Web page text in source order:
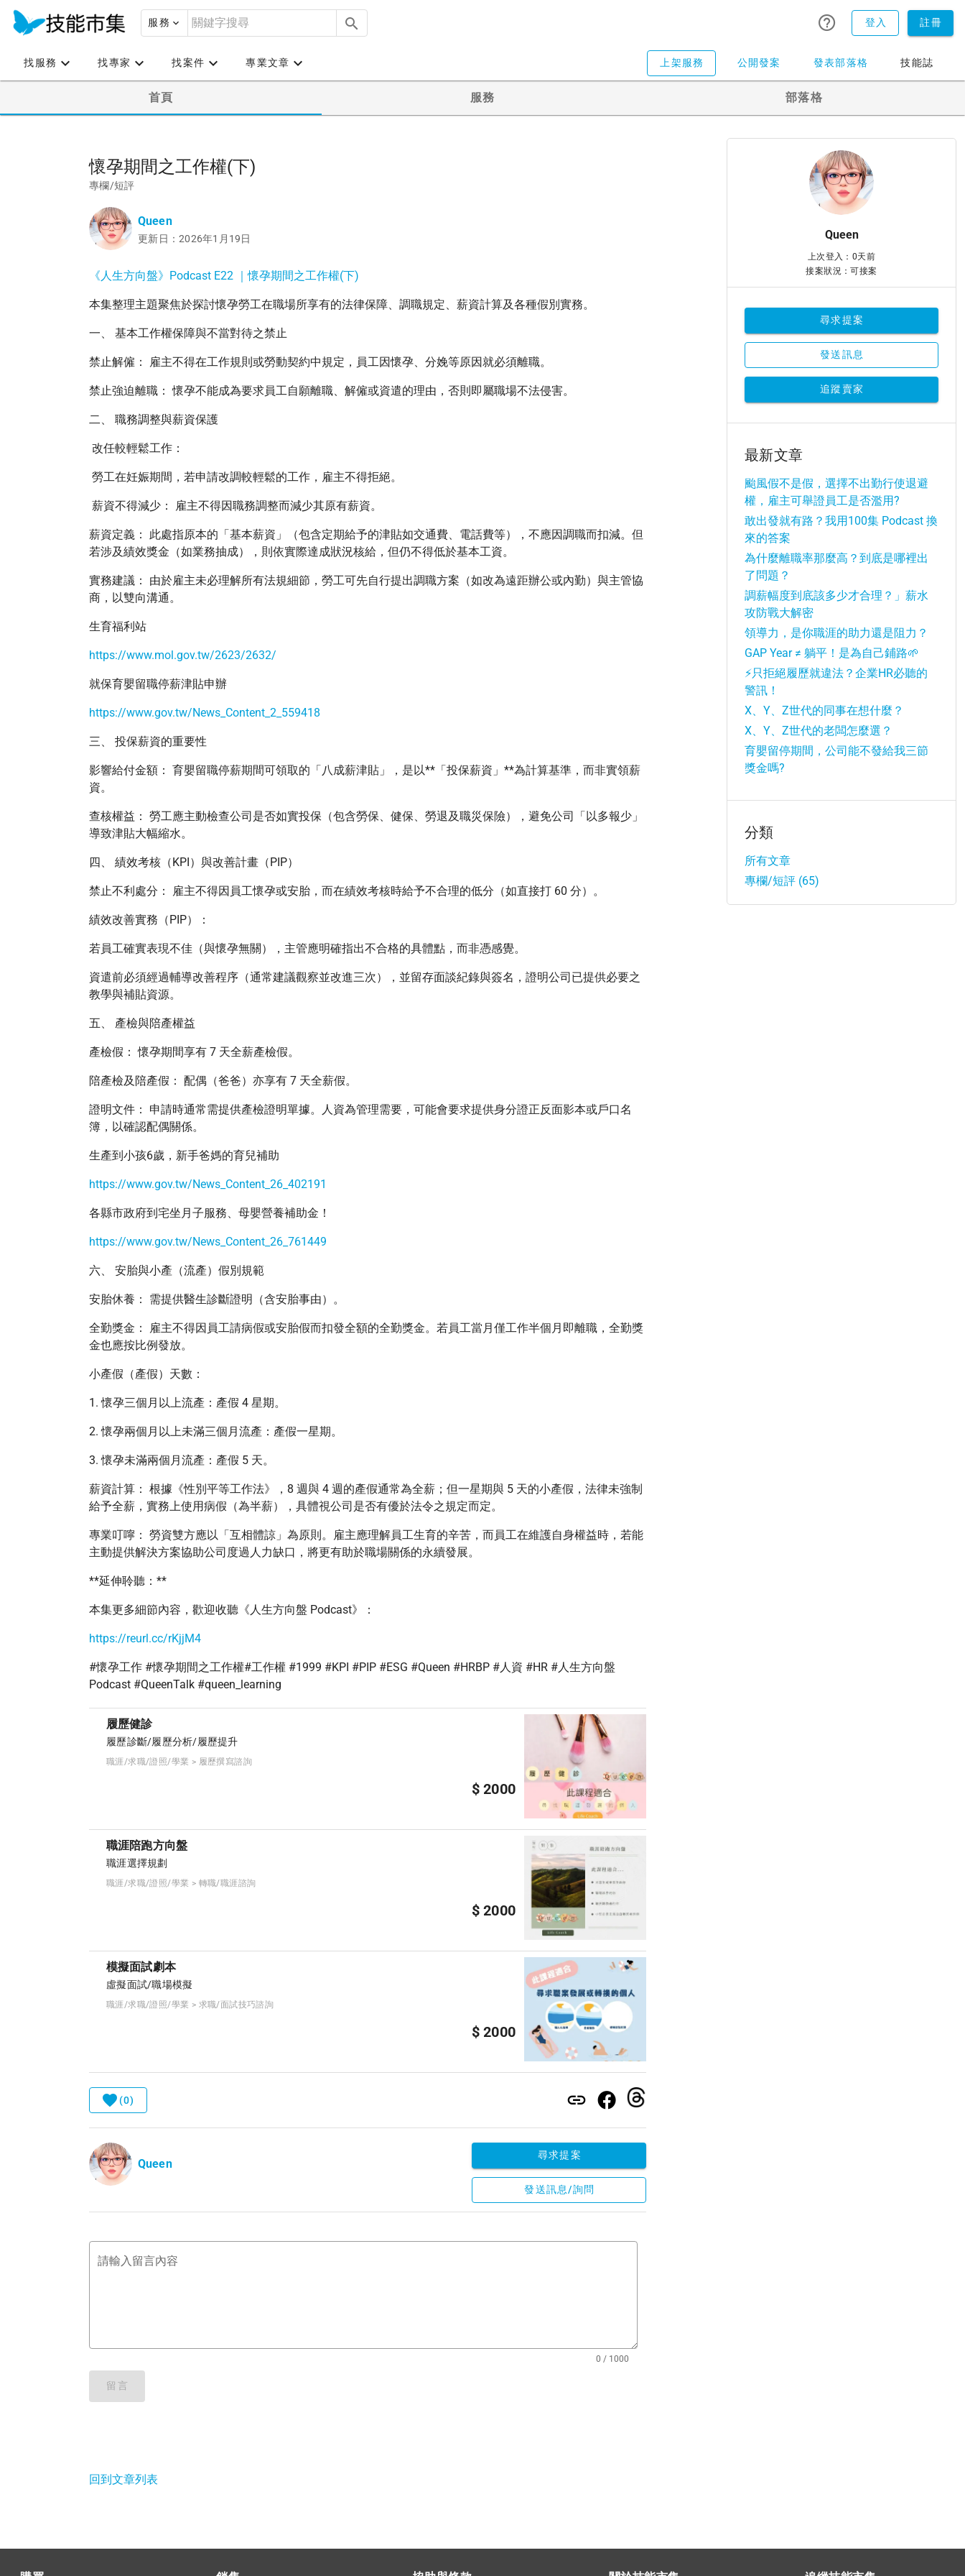
服務 登入 註冊
找服務 找專家 找案件 專業文章 上架服務 公開發案 發表部落格 技能誌
首頁 服務 部落格
懷孕期間之工作權(下)
專欄/短評
Queen
更新日：2026年1月19日
《人生方向盤》Podcast E22 ｜懷孕期間之工作權(下)
本集整理主題聚焦於探討懷孕勞工在職場所享有的法律保障、調職規定、薪資計算及各種假別實務。
一、 基本工作權保障與不當對待之禁止
禁止解僱： 雇主不得在工作規則或勞動契約中規定，員工因懷孕、分娩等原因就必須離職。
禁止強迫離職： 懷孕不能成為要求員工自願離職、解僱或資遣的理由，否則即屬職場不法侵害。
二、 職務調整與薪資保護
改任較輕鬆工作：
勞工在妊娠期間，若申請改調較輕鬆的工作，雇主不得拒絕。
薪資不得減少： 雇主不得因職務調整而減少其原有薪資。
薪資定義： 此處指原本的「基本薪資」（包含定期給予的津貼如交通費、電話費等），不應因調職而扣減。但
若涉及績效獎金（如業務抽成），則依實際達成狀況核給，但仍不得低於基本工資。
實務建議： 由於雇主未必理解所有法規細節，勞工可先自行提出調職方案（如改為遠距辦公或內勤）與主管協
商，以雙向溝通。
生育福利站
https://www.mol.gov.tw/2623/2632/
就保育嬰留職停薪津貼申辦
https://www.gov.tw/News_Content_2_559418
三、 投保薪資的重要性
影響給付金額： 育嬰留職停薪期間可領取的「八成薪津貼」，是以**「投保薪資」**為計算基準，而非實領薪
資。
查核權益： 勞工應主動檢查公司是否如實投保（包含勞保、健保、勞退及職災保險），避免公司「以多報少」
導致津貼大幅縮水。
四、 績效考核（KPI）與改善計畫（PIP）
禁止不利處分： 雇主不得因員工懷孕或安胎，而在績效考核時給予不合理的低分（如直接打 60 分）。
績效改善實務（PIP）：
若員工確實表現不佳（與懷孕無關），主管應明確指出不合格的具體點，而非憑感覺。
資遣前必須經過輔導改善程序（通常建議觀察並改進三次），並留存面談紀錄與簽名，證明公司已提供必要之
教學與補貼資源。
五、 產檢與陪產權益
產檢假： 懷孕期間享有 7 天全薪產檢假。
陪產檢及陪產假： 配偶（爸爸）亦享有 7 天全薪假。
證明文件： 申請時通常需提供產檢證明單據。人資為管理需要，可能會要求提供身分證正反面影本或戶口名
簿，以確認配偶關係。
生產到小孩6歲，新手爸媽的育兒補助
https://www.gov.tw/News_Content_26_402191
各縣市政府到宅坐月子服務、母嬰營養補助金！
https://www.gov.tw/News_Content_26_761449
六、 安胎與小產（流產）假別規範
安胎休養： 需提供醫生診斷證明（含安胎事由）。
全勤獎金： 雇主不得因員工請病假或安胎假而扣發全額的全勤獎金。若員工當月僅工作半個月即離職，全勤獎
金也應按比例發放。
小產假（產假）天數：
1. 懷孕三個月以上流產：產假 4 星期。
2. 懷孕兩個月以上未滿三個月流產：產假一星期。
3. 懷孕未滿兩個月流產：產假 5 天。
薪資計算： 根據《性別平等工作法》，8 週與 4 週的產假通常為全薪；但一星期與 5 天的小產假，法律未強制
給予全薪，實務上使用病假（為半薪），具體視公司是否有優於法令之規定而定。
專業叮嚀： 勞資雙方應以「互相體諒」為原則。雇主應理解員工生育的辛苦，而員工在維護自身權益時，若能
主動提供解決方案協助公司度過人力缺口，將更有助於職場關係的永續發展。
**延伸聆聽：**
本集更多細節內容，歡迎收聽《人生方向盤 Podcast》：
https://reurl.cc/rKjjM4
#懷孕工作 #懷孕期間之工作權#工作權 #1999 #KPI #PIP #ESG #Queen #HRBP #人資 #HR #人生方向盤
Podcast #QueenTalk #queen_learning
履歷健診
履歷診斷/履歷分析/履歷提升
職涯/求職/證照/學業 > 履歷撰寫諮詢
$ 2000
職涯陪跑方向盤
職涯選擇規劃
職涯/求職/證照/學業 > 轉職/職涯諮詢
$ 2000
模擬面試劇本
虛擬面試/職場模擬
職涯/求職/證照/學業 > 求職/面試技巧諮詢
$ 2000
(0)
Queen
尋求提案
發送訊息/詢問
請輸入留言內容
0 / 1000
留言
回到文章列表
Queen
上次登入：0天前
接案狀況：可接案
尋求提案
發送訊息
追蹤賣家
最新文章
颱風假不是假，選擇不出勤行使退避
權，雇主可舉證員工是否濫用?
敢出發就有路？我用100集 Podcast 換
來的答案
為什麼離職率那麼高？到底是哪裡出
了問題？
調薪幅度到底該多少才合理？」薪水
攻防戰大解密
領導力，是你職涯的助力還是阻力？
GAP Year ≠ 躺平！是為自己鋪路🌱
⚡只拒絕履歷就違法？企業HR必聽的
警訊！
X、Y、Z世代的同事在想什麼？
X、Y、Z世代的老闆怎麼選？
育嬰留停期間，公司能不發給我三節
獎金嗎?
分類
所有文章
專欄/短評 (65)